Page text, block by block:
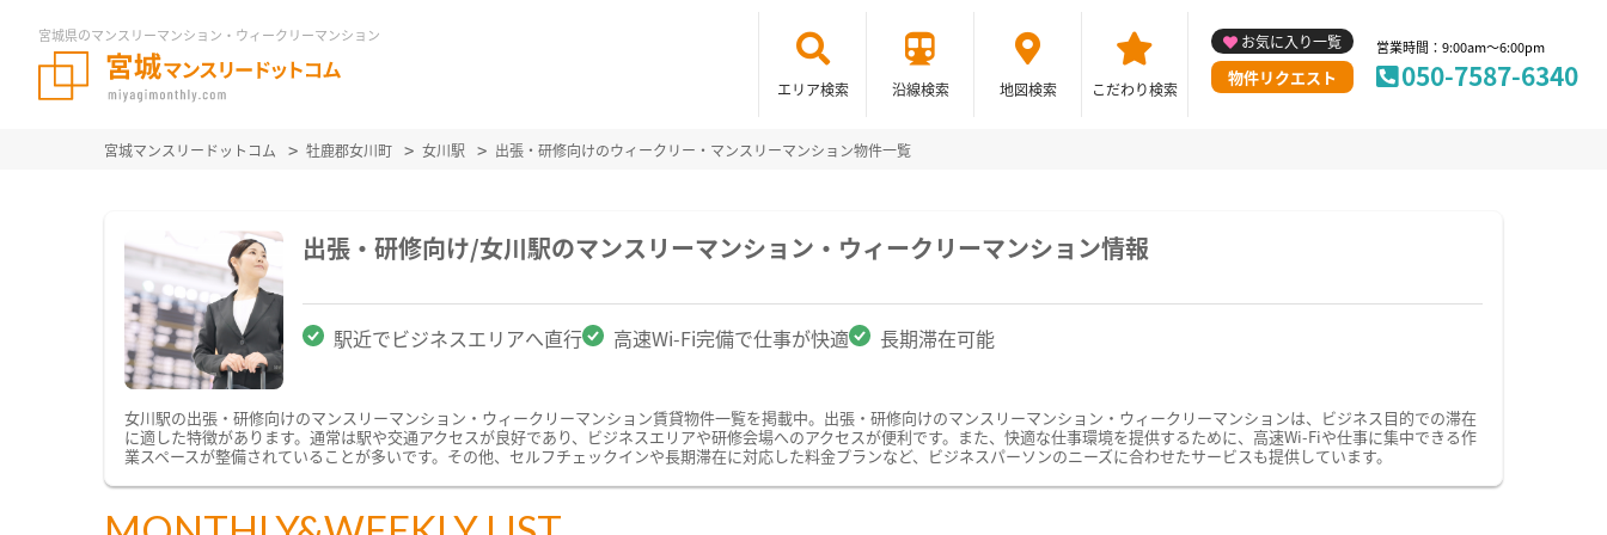
宮城県のマンスリーマンション・ウィークリーマンション
エリア検索 沿線検索 地図検索 こだわり検索
お気に入り一覧
物件リクエスト
営業時間：9:00am～6:00pm
050-7587-6340
宮城マンスリードットコム 牡鹿郡女川町 女川駅 出張・研修向けのウィークリー・マンスリーマンション物件一覧
出張・研修向け/女川駅のマンスリーマンション・ウィークリーマンション情報
駅近でビジネスエリアへ直行 高速Wi-Fi完備で仕事が快適 長期滞在可能
女川駅の出張・研修向けのマンスリーマンション・ウィークリーマンション賃貸物件一覧を掲載中。出張・研修向けのマンスリーマンション・ウィークリーマンションは、ビジネス目的での滞在
に適した特徴があります。通常は駅や交通アクセスが良好であり、ビジネスエリアや研修会場へのアクセスが便利です。また、快適な仕事環境を提供するために、高速Wi-Fiや仕事に集中できる作
業スペースが整備されていることが多いです。その他、セルフチェックインや長期滞在に対応した料金プランなど、ビジネスパーソンのニーズに合わせたサービスも提供しています。